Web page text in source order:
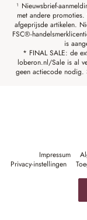
¹ Nieuwsbrief-
met andere
afgeprijsde artikelen.
FSC®-
is
* FINAL SALE: de
loberon.nl/Sale is al
geen actiecode nodig.
Impressum
Privacy-instellingen